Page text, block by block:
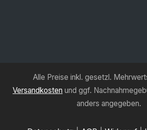
Alle Preise inkl. gesetzl.
Versandkosten und ggf.
anders angegeben.